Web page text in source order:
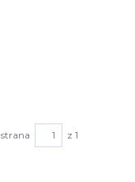
strana z 1